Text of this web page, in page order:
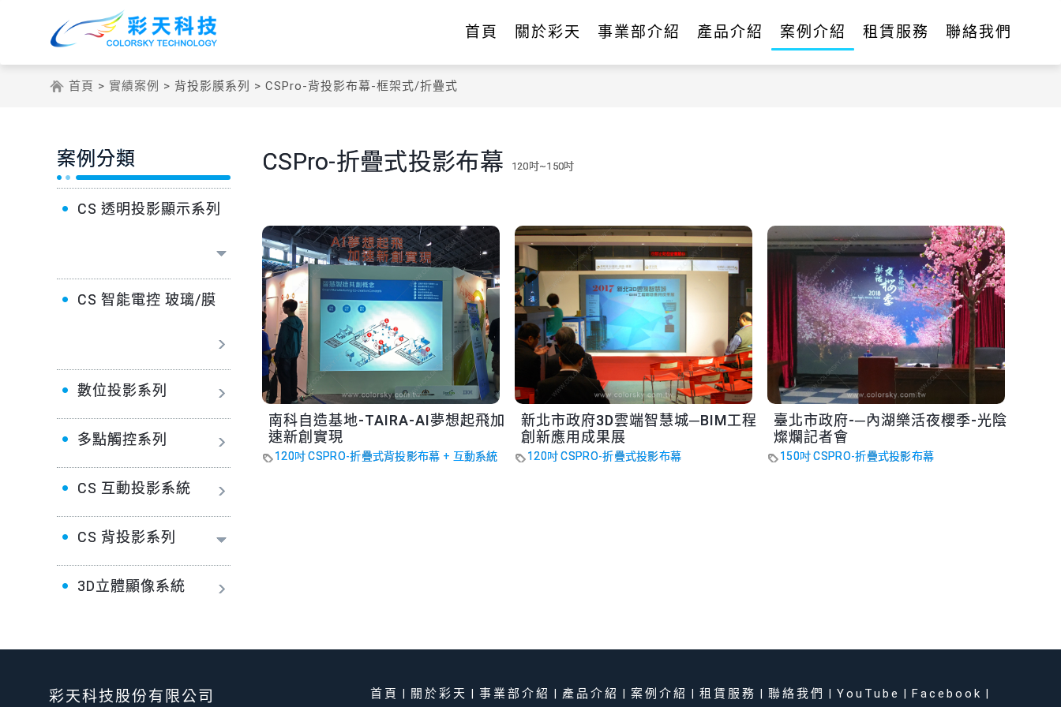
首頁 關於彩天 事業部介紹 產品介紹 案例介紹 租賃服務 聯絡我們
首頁 > 實績案例 > 背投影膜系列 > CSPro-背投影布幕-框架式/折疊式
案例分類
CS 透明投影顯示系列
CS 智能電控 玻璃/膜
數位投影系列
多點觸控系列
CS 互動投影系統
CS 背投影系列
3D立體顯像系統
CSPro-折疊式投影布幕 120吋~150吋
南科自造基地-TAIRA-AI夢想起飛加
速新創實現
120吋 CSPRO-折疊式背投影布幕 + 互動系統
新北市政府3D雲端智慧城─BIM工程
創新應用成果展
120吋 CSPRO-折疊式投影布幕
臺北市政府-─內湖樂活夜櫻季-光陰
燦爛記者會
150吋 CSPRO-折疊式投影布幕
彩天科技股份有限公司 首頁 關於彩天 事業部介紹 產品介紹 案例介紹 租賃服務 聯絡我們 YouTube Facebook